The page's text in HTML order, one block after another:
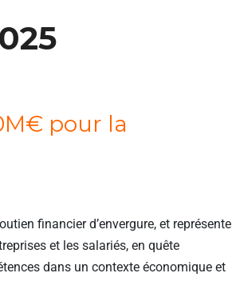
pour la
financier d’envergure, et représente
et les salariés, en quête
dans un contexte économique et